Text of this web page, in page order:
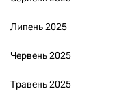
Липень 2025
Червень 2025
Травень 2025